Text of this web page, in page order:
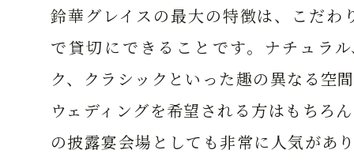
鈴華グレイスの最大の特徴は、こだわ
で貸切にできることです。ナチュラ
ク、クラシックといった趣の異なる空
ウェディングを希望される方はもちろ
の披露宴会場としても非常に人気があ